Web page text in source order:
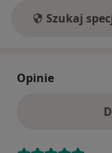
Szukaj
Opinie